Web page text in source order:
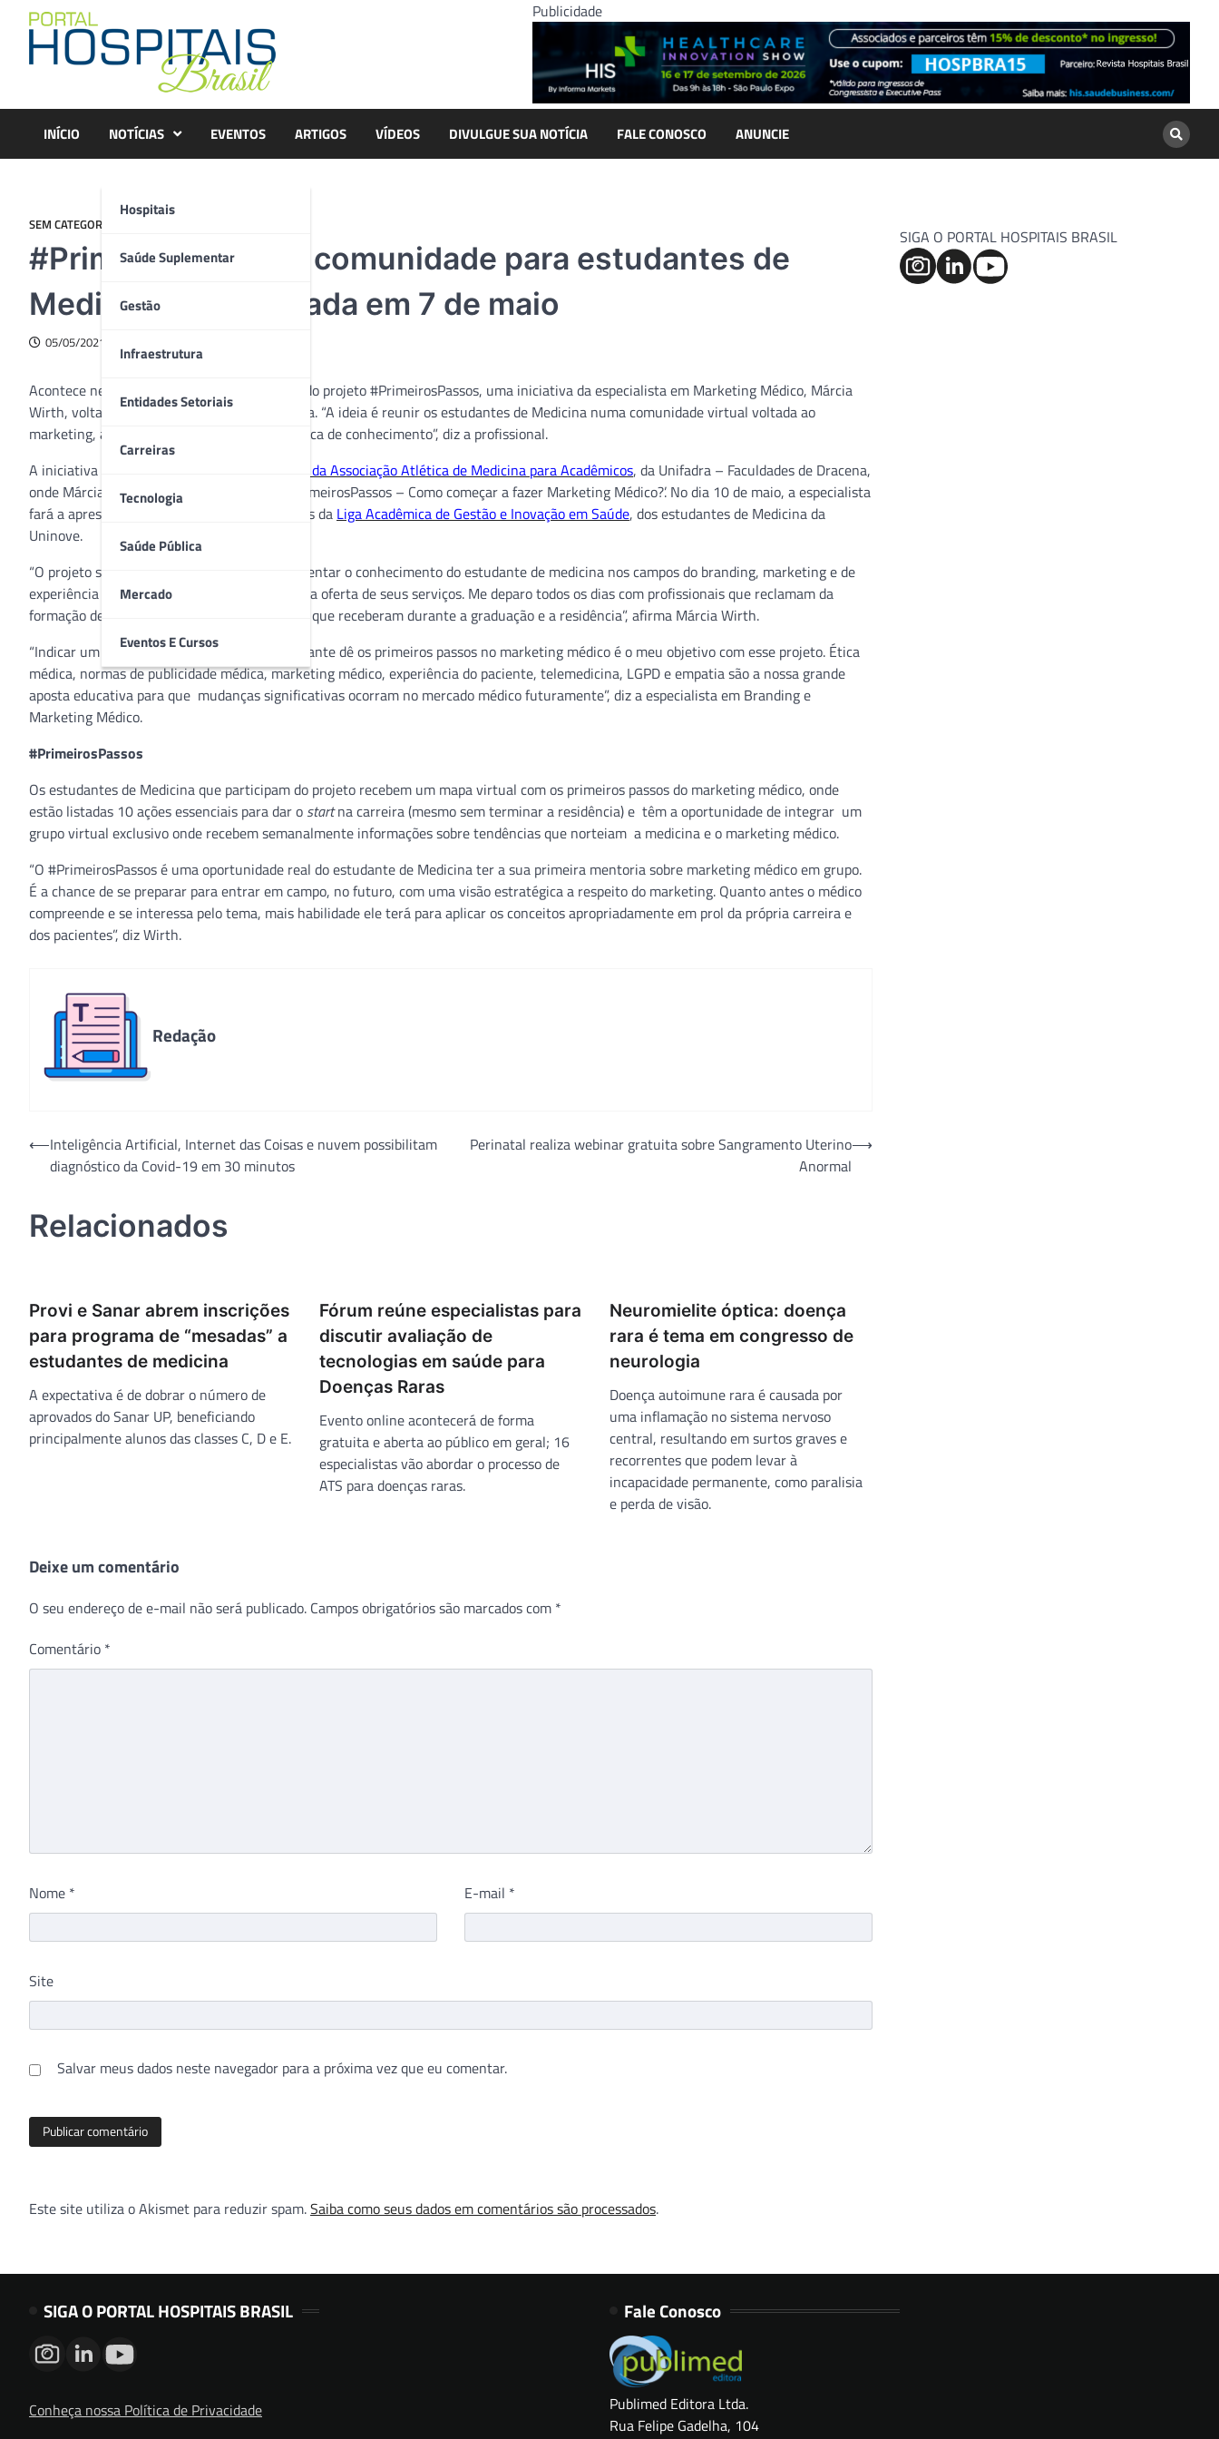
content
Publicidade
INÍCIO NOTÍCIAS
Hospitais
Saúde Suplementar
Gestão
Infraestrutura
Entidades Setoriais
Carreiras
Tecnologia
Saúde Pública
Mercado
Eventos E Cursos
EVENTOS ARTIGOS VÍDEOS DIVULGUE SUA NOTÍCIA FALE CONOSCO ANUNCIE
SEM CATEGORIA
#PrimeirosPassos: comunidade para estudantes de
Medicina será lançada em 7 de maio
05/05/2021
Acontece nesta sexta-feira (7) o lançamento do projeto #PrimeirosPassos, uma iniciativa da especialista em Marketing Médico, Márcia
Wirth, voltada para os estudantes de Medicina. “A ideia é reunir os estudantes de Medicina numa comunidade virtual voltada ao
marketing, ao
, aos negócios e à troca de conhecimento”, diz a profissional.
A iniciativa será lançada durante o
I Simpósio da Associação Atlética de Medicina para Acadêmicos, da Unifadra – Faculdades de Dracena,
onde Márcia Wirth ministrará a palestra ‘#PrimeirosPassos – Como começar a fazer Marketing Médico?’. No dia 10 de maio, a especialista
fará a apresentação do projeto aos acadêmicos da Liga Acadêmica de Gestão e Inovação em Saúde, dos estudantes de Medicina da
Uninove.
“O projeto surgiu da necessidade de complementar o conhecimento do estudante de medicina nos campos do branding, marketing e de
experiência do paciente antes que eles façam a oferta de seus serviços. Me deparo todos os dias com profissionais que reclamam da
formação deficiente ou nula sobre marketing que receberam durante a graduação e a residência”, afirma Márcia Wirth.
“Indicar um caminho seguro para que o estudante dê os primeiros passos no marketing médico é o meu objetivo com esse projeto. Ética
médica, normas de publicidade médica, marketing médico, experiência do paciente, telemedicina, LGPD e empatia são a nossa grande
aposta educativa para que mudanças significativas ocorram no mercado médico futuramente”, diz a especialista em Branding e
Marketing Médico.
#PrimeirosPassos
Os estudantes de Medicina que participam do projeto recebem um mapa virtual com os primeiros passos do marketing médico, onde
estão listadas 10 ações essenciais para dar o startna carreira (mesmo sem terminar a residência) e têm a oportunidade de integrar um
grupo virtual exclusivo onde recebem semanalmente informações sobre tendências que norteiam a medicina e o marketing médico.
“O #PrimeirosPassos é uma oportunidade real do estudante de Medicina ter a sua primeira mentoria sobre marketing médico em grupo.
É a chance de se preparar para entrar em campo, no futuro, com uma visão estratégica a respeito do marketing. Quanto antes o médico
compreende e se interessa pelo tema, mais habilidade ele terá para aplicar os conceitos apropriadamente em prol da própria carreira e
dos pacientes”, diz Wirth.
Redação
Navegação
⟵Inteligência Artificial, Internet das Coisas e nuvem possibilitam
diagnóstico da Covid-19 em 30 minutos
Perinatal realiza webinar gratuita sobre Sangramento Uterino
Anormal
⟶
Relacionados
Provi e Sanar abrem inscrições
para programa de “mesadas” a
estudantes de medicina
A expectativa é de dobrar o número de
aprovados do Sanar UP, beneficiando
principalmente alunos das classes C, D e E.
Fórum reúne especialistas para
discutir avaliação de
tecnologias em saúde para
Doenças Raras
Evento online acontecerá de forma
gratuita e aberta ao público em geral; 16
especialistas vão abordar o processo de
ATS para doenças raras.
Neuromielite óptica: doença
rara é tema em congresso de
neurologia
Doença autoimune rara é causada por
uma inflamação no sistema nervoso
central, resultando em surtos graves e
recorrentes que podem levar à
incapacidade permanente, como paralisia
e perda de visão.
Deixe um comentário
O seu endereço de e-mail não será publicado. Campos obrigatórios são marcados com *
Comentário *
Nome * E-mail *
Site
Salvar meus dados neste navegador para a próxima vez que eu comentar.
Este site utiliza o Akismet para reduzir spam.Saiba como seus dados em comentários são processados.
SIGA O PORTAL HOSPITAIS BRASIL
SIGA O PORTAL HOSPITAIS BRASIL
Conheça nossa Política de Privacidade
Fale Conosco
Publimed Editora Ltda.
Rua Felipe Gadelha, 104